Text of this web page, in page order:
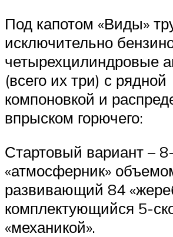
Под капотом «Виды»
исключительно
четырехцилиндровые
(всего их три) с рядной
компоновкой и
впрыском горючего:
Стартовый вариант –
«атмосферник»
развивающий 84
комплектующийся 5-
«механикой».